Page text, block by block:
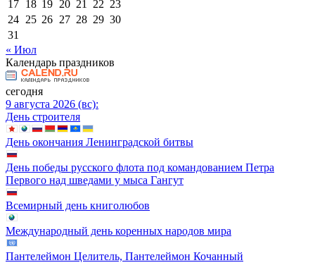
17 18 19 20 21 22 23
24 25 26 27 28 29 30
31
« Июл
Календарь праздников
сегодня
9 августа 2026 (вс):
День строителя
День окончания Ленинградской битвы
День победы русского флота под командованием Петра
Первого над шведами у мыса Гангут
Всемирный день книголюбов
Международный день коренных народов мира
Пантелеймон Целитель, Пантелеймон Кочанный